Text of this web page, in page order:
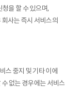
을 할 수 있으며,
사는 즉시 서비스의
스 중지 및 기타 이에
없는 경우에는 서비스